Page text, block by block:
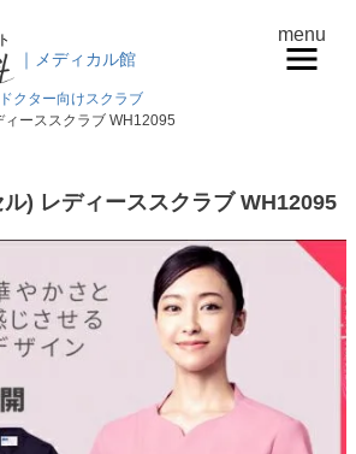
｜メディカル館
menu
ドクター向けスクラブ
ーススクラブ WH12095
) レディーススクラブ WH12095